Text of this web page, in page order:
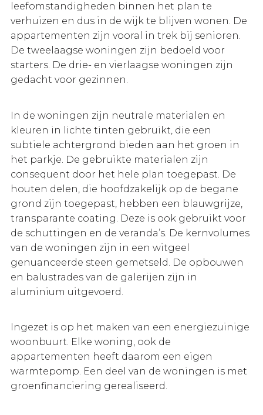
leefomstandigheden binnen het plan te
verhuizen en dus in de wijk te blijven wonen. De
appartementen zijn vooral in trek bij senioren.
De tweelaagse woningen zijn bedoeld voor
starters. De drie- en vierlaagse woningen zijn
gedacht voor gezinnen.
In de woningen zijn neutrale materialen en
kleuren in lichte tinten gebruikt, die een
subtiele achtergrond bieden aan het groen in
het parkje. De gebruikte materialen zijn
consequent door het hele plan toegepast. De
houten delen, die hoofdzakelijk op de begane
grond zijn toegepast, hebben een blauwgrijze,
transparante coating. Deze is ook gebruikt voor
de schuttingen en de veranda’s. De kernvolumes
van de woningen zijn in een witgeel
genuanceerde steen gemetseld. De opbouwen
en balustrades van de galerijen zijn in
aluminium uitgevoerd.
Ingezet is op het maken van een energiezuinige
woonbuurt. Elke woning, ook de
appartementen heeft daarom een eigen
warmtepomp. Een deel van de woningen is met
groenfinanciering gerealiseerd.